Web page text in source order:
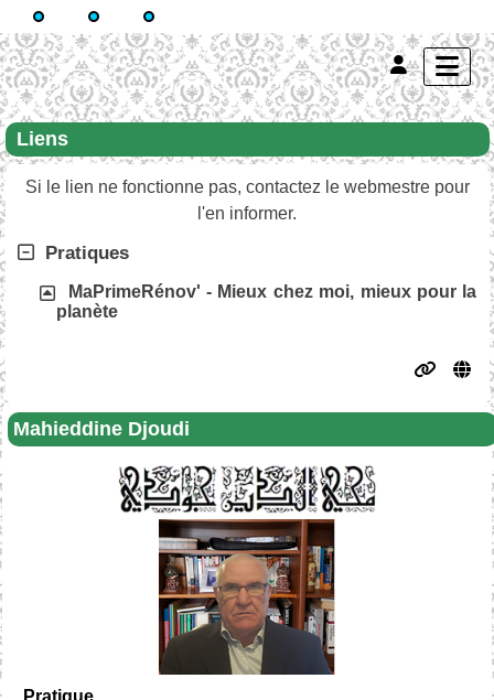
Mahieddine Djoudi
Pratique
Liens
Si le lien ne fonctionne pas, contactez le webmestre pour
l'en informer.
Pratiques
MaPrimeRénov' - Mieux chez moi, mieux pour la
planète